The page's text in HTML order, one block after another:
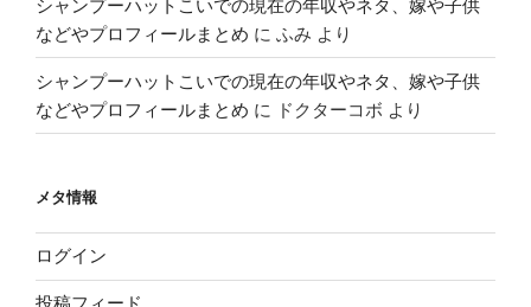
シャンプーハットこいでの現在の年収やネタ、嫁や子供
などやプロフィールまとめ に ふみ より
シャンプーハットこいでの現在の年収やネタ、嫁や子供
などやプロフィールまとめ に ドクターコボ より
メタ情報
ログイン